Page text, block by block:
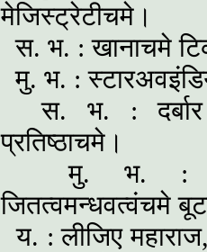
मेजिस्ट्रेटीचमे।
स. भ. : खानाचमे
मु. भ. :
स. भ. : दर्बार
प्रतिष्ठाचमे।
मु. भ. :
जितत्वमन्धवत्वंचमे
य. : लीजिए